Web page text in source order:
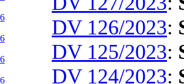
DV 126/2023:
DV 125/2023:
DV 124/2023: